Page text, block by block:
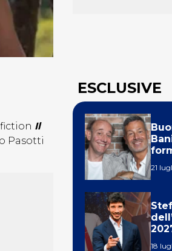
Il
Pasotti
ESCLUSIVE
21
18